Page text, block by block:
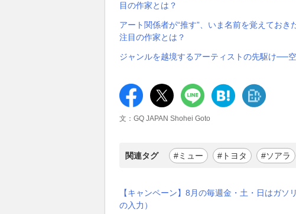
目の作家とは？
アート関係者が“推す”、いま名前を覚えてお
注目の作家とは？
ジャンルを越境するアーティストの先駆け──
文：GQ JAPAN Shohei Goto
関連タグ #ミュー #トヨタ #ソアラ
【キャンペーン】8月の毎週金・土・日はガ
の入力）